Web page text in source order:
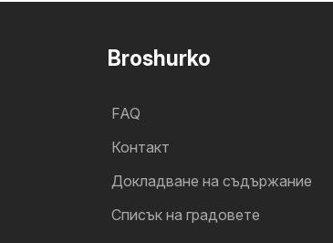
Broshurko
FAQ
Контакт
Докладване на съдържание
Cписък на градовете